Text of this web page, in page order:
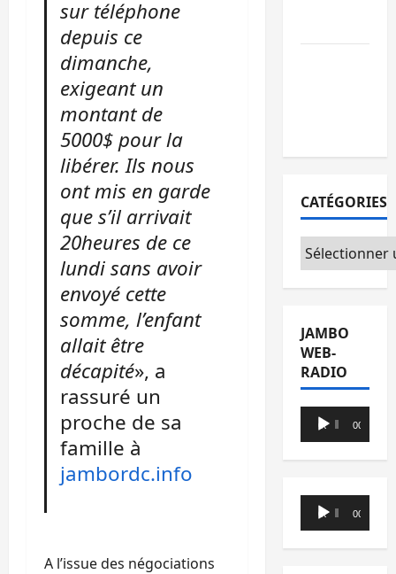
sur téléphone
depuis ce
dimanche,
exigeant un
montant de
5000$ pour la
libérer. Ils nous
ont mis en garde
que s’il arrivait
20heures de ce
lundi sans avoir
envoyé cette
somme, l’enfant
allait être
décapité», a
rassuré un
proche de sa
famille à
jambordc.info
A l’issue des négociations
CATÉGORIES
Catégories
JAMBO
WEB-
RADIO
Lecteur
audio
00:00 00:00
Lecteur
audio
00:00 00:00